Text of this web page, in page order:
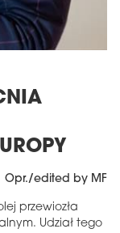
Opr./edited by MF
przewiozła
Udział tego